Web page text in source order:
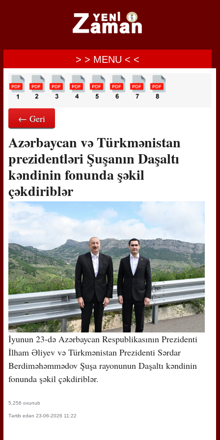
> > MENU < <
← Geri
Azərbaycan və Türkmənistan
prezidentləri Şuşanın Daşaltı
kəndinin fonunda şəkil
çəkdiriblər
İyunun 23-də Azərbaycan Respublikasının Prezidenti
İlham Əliyev və Türkmənistan Prezidenti Sərdar
Berdiməhəmmədov Şuşa rayonunun Daşaltı kəndinin
fonunda şəkil çəkdiriblər.
5,256 oxunub
Tərtib edən 23-06-2026 11:22